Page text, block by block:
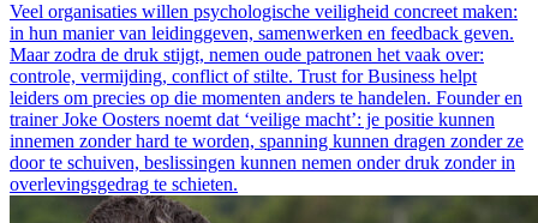
Veel organisaties willen psychologische veiligheid concreet maken:
in hun manier van leidinggeven, samenwerken en feedback geven.
Maar zodra de druk stijgt, nemen oude patronen het vaak over:
controle, vermijding, conflict of stilte. Trust for Business helpt
leiders om precies op die momenten anders te handelen. Founder en
trainer Joke Oosters noemt dat ‘veilige macht’: je positie kunnen
innemen zonder hard te worden, spanning kunnen dragen zonder ze
door te schuiven, beslissingen kunnen nemen onder druk zonder in
overlevingsgedrag te schieten.